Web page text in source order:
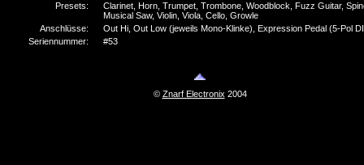
Presets:
Clarinet, Horn, Trumpet, Trombone, Woodblock, Fuzz Guitar,
Musical Saw, Violin, Viola, Cello, Growle
Anschlüsse:
Out Hi, Out Low (jeweils Mono-Klinke), Expression Pedal (5-Pol
Seriennummer:
#53
© Znarf Electronix 2004